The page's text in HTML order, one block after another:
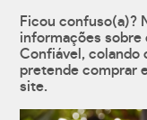
Ficou confuso(a)?
informações sobre
Confiável, colando
pretende comprar
site.